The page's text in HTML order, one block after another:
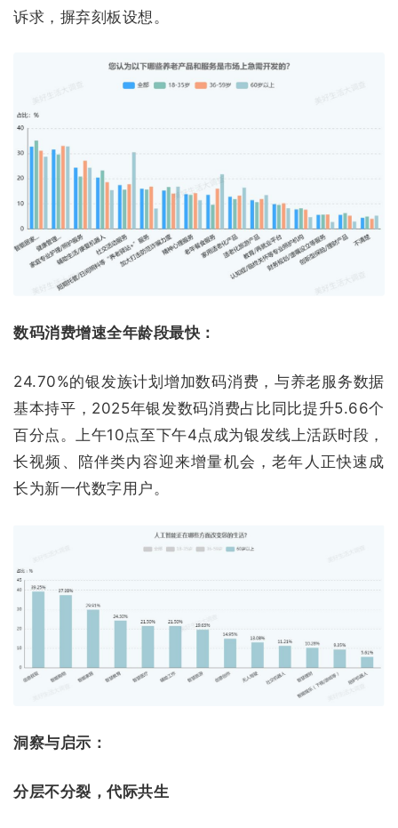
诉求，摒弃刻板设想。
数码消费增速全年龄段最快：
24.70%的银发族计划增加数码消费，与养老服务数据
基本持平，2025年银发数码消费占比同比提升5.66个
百分点。上午10点至下午4点成为银发线上活跃时段，
长视频、陪伴类内容迎来增量机会，老年人正快速成
长为新一代数字用户。
洞察与启示：
分层不分裂，代际共生